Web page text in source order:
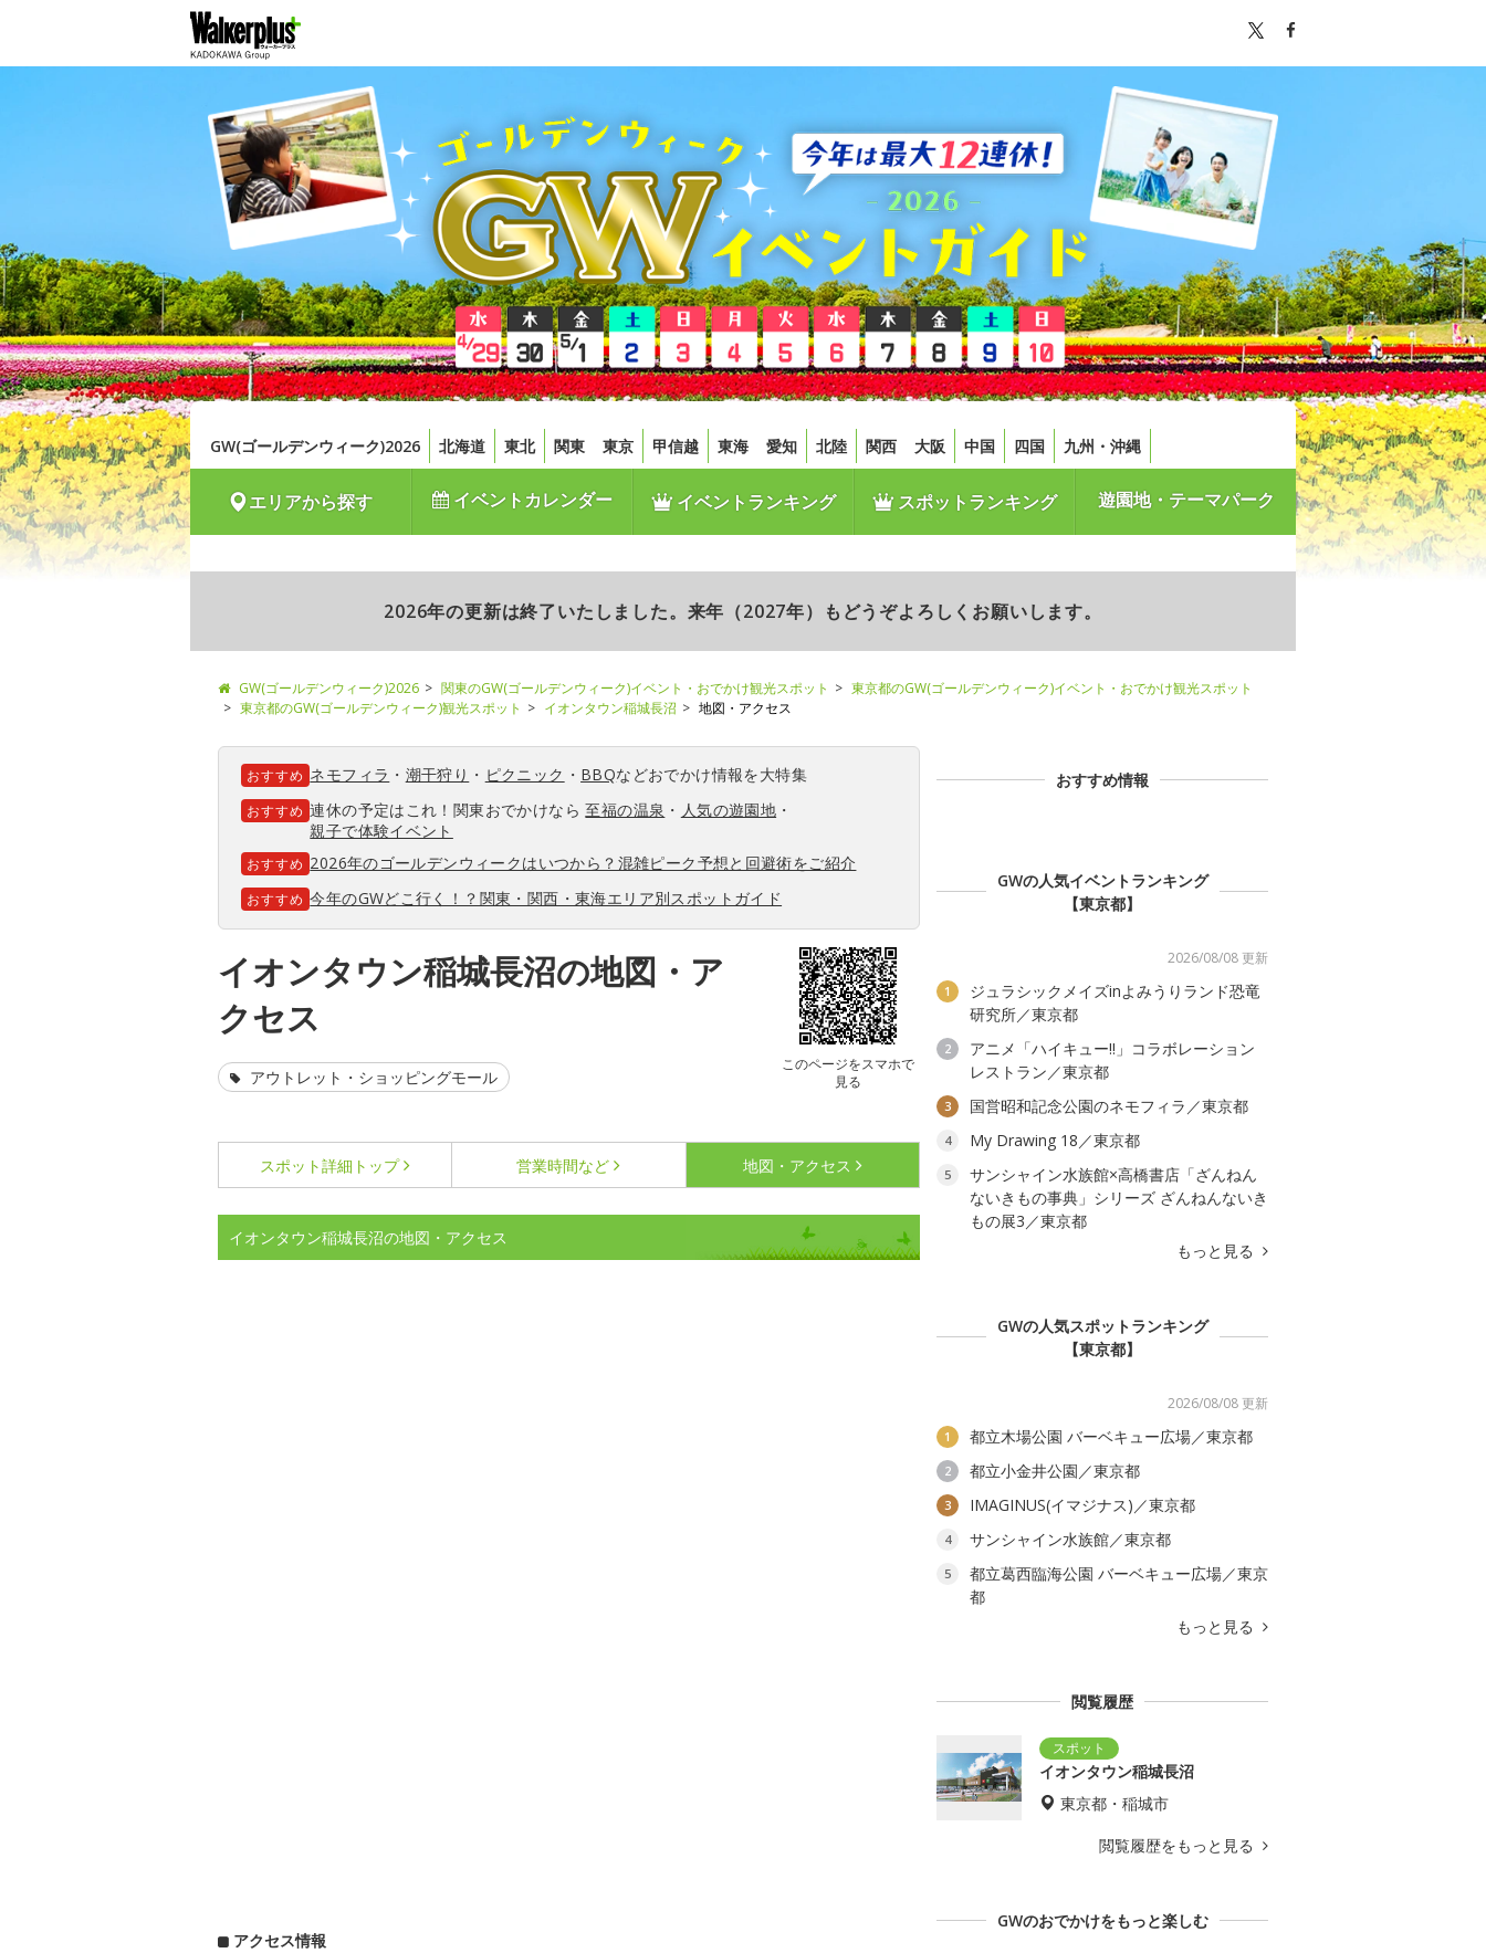
GW(ゴールデンウィーク)2026 北海道 東北 関東 東京 甲信越 東海 愛知 北陸 関西 大阪 中国 四国 九州・沖縄
エリアから探す イベントカレンダー イベントランキング スポットランキング 遊園地・テーマパーク
2026年の更新は終了いたしました。来年（2027年）もどうぞよろしくお願いします。
GW(ゴールデンウィーク)2026 関東のGW(ゴールデンウィーク)イベント・おでかけ観光スポット
東京都のGW(ゴールデンウィーク)イベント・おでかけ観光スポット
東京都のGW(ゴールデンウィーク)観光スポット
イオンタウン稲城長沼 地図・アクセス
おすすめ ネモフィラ ・ 潮干狩り ・ ピクニック ・ BBQなどおでかけ情報を大特集
おすすめ 連休の予定はこれ！関東おでかけなら至福の温泉 ・ 人気の遊園地 ・
親子で体験イベント
おすすめ 2026年のゴールデンウィークはいつから？混雑ピーク予想と回避術をご紹介
おすすめ 今年のGWどこ行く！？関東・関西・東海エリア別スポットガイド
イオンタウン稲城長沼の地図・ア
クセス
このページをスマホで
見る
アウトレット・ショッピングモール
スポット詳細 トップ 営業時間など 地図・アクセス
イオンタウン稲城長沼の地図・アクセス
アクセス情報
おすすめ情報
GWの人気イベントランキング
【東京都】
2026/08/08 更新
1
ジュラシックメイズinよみうりランド恐竜
研究所／東京都
2
アニメ「ハイキュー!!」コラボレーション
レストラン／東京都
3 国営昭和記念公園のネモフィラ／東京都
4 My Drawing 18／東京都
5
サンシャイン水族館×高橋書店「ざんねん
ないきもの事典」シリーズ ざんねんないき
もの展3／東京都
もっと見る
GWの人気スポットランキング
【東京都】
2026/08/08 更新
1 都立木場公園 バーベキュー広場／東京都
2 都立小金井公園／東京都
3 IMAGINUS(イマジナス)／東京都
4 サンシャイン水族館／東京都
5
都立葛西臨海公園 バーベキュー広場／東京
都
もっと見る
閲覧履歴
イオンタウン稲城長沼
東京都・稲城市
閲覧履歴をもっと見る
GWのおでかけをもっと楽しむ